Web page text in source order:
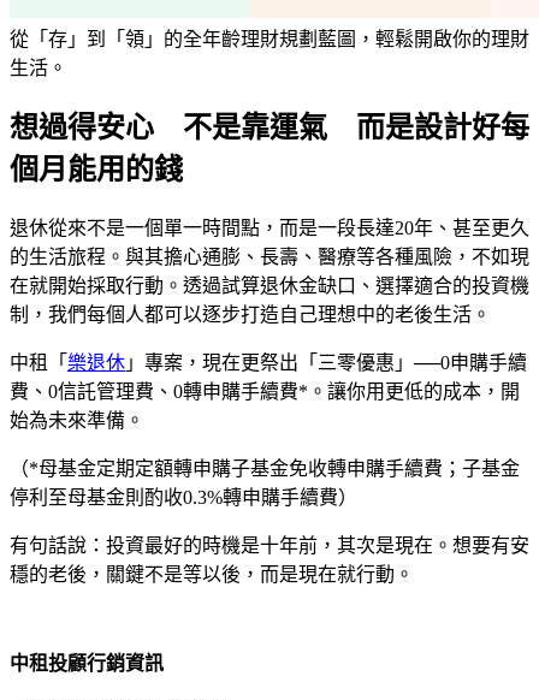
從「存」到「領」的全年齡理財規劃藍圖，輕鬆開啟你的理財
生活。
想過得安心 不是靠運氣 而是設計好每
個月能用的錢
退休從來不是一個單一時間點，而是一段長達20年、甚至更久
的生活旅程。與其擔心通膨、長壽、醫療等各種風險，不如現
在就開始採取行動。透過試算退休金缺口、選擇適合的投資機
制，我們每個人都可以逐步打造自己理想中的老後生活。
中租「 樂退休 」專案，現在更祭出「三零優惠」──0申購手續
費、0信託管理費、0轉申購手續費*。讓你用更低的成本，開
始為未來準備。
（*母基金定期定額轉申購子基金免收轉申購手續費；子基金
停利至母基金則酌收0.3%轉申購手續費）
有句話說：投資最好的時機是十年前，其次是現在。想要有安
穩的老後，關鍵不是等以後，而是現在就行動。
中租投顧行銷資訊